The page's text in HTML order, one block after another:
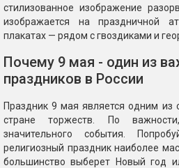
стилизованное изображение
изображается на праздничной
плакатах — рядом с гвоздиками и
Почему 9 мая - один из
праздников в России
Праздник 9 мая является одним
стране торжеств. По
значительного события.
религиозный праздник наиболее
большинство выберет Новый год